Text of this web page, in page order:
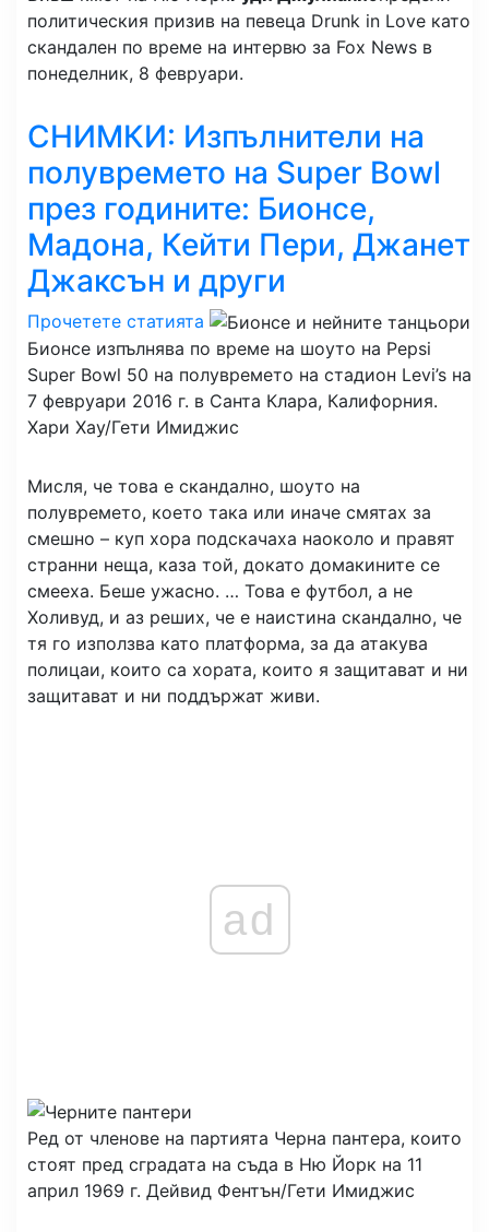
политическия призив на певеца Drunk in Love като
скандален по време на интервю за Fox News в
понеделник, 8 февруари.
СНИМКИ: Изпълнители на
полувремето на Super Bowl
през годините: Бионсе,
Мадона, Кейти Пери, Джанет
Джаксън и други
Прочетете статията
Бионсе изпълнява по време на шоуто на Pepsi
Super Bowl 50 на полувремето на стадион Levi’s на
7 февруари 2016 г. в Санта Клара, Калифорния.
Хари Хау/Гети Имиджис
Мисля, че това е скандално, шоуто на
полувремето, което така или иначе смятах за
смешно – куп хора подскачаха наоколо и правят
странни неща, каза той, докато домакините се
смееха. Беше ужасно. … Това е футбол, а не
Холивуд, и аз реших, че е наистина скандално, че
тя го използва като платформа, за да атакува
полицаи, които са хората, които я защитават и ни
защитават и ни поддържат живи.
ad
Ред от членове на партията Черна пантера, които
стоят пред сградата на съда в Ню Йорк на 11
април 1969 г. Дейвид Фентън/Гети Имиджис